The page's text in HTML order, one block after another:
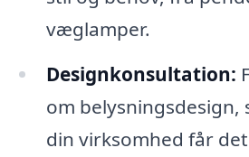
væglamper.
Designkonsultation:
om belysningsdesign,
din virksomhed får